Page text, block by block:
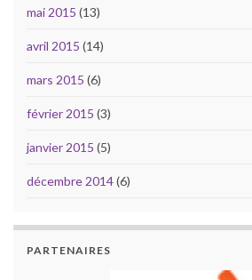
mai 2015 (13)
avril 2015 (14)
mars 2015 (6)
février 2015 (3)
janvier 2015 (5)
décembre 2014(6)
PARTENAIRES